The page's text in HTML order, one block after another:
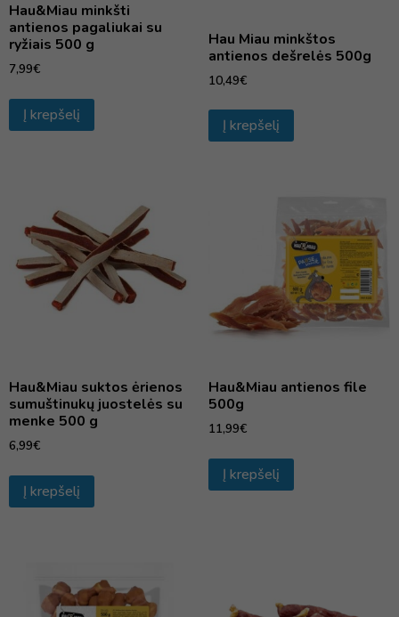
Hau&Miau minkšti
antienos pagaliukai su
ryžiais 500 g
7,99€
Į krepšelį
Hau Miau minkštos
antienos dešrelės 500g
10,49€
Į krepšelį
Hau&Miau suktos ėrienos
sumuštinukų juostelės su
menke 500 g
6,99€
Į krepšelį
Hau&Miau antienos file
500g
11,99€
Į krepšelį